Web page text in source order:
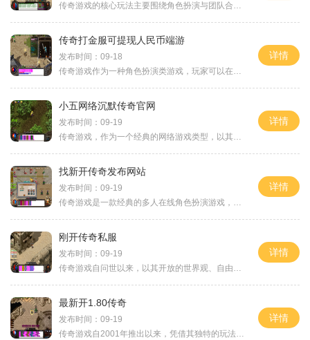
传奇游戏的核心玩法主要围绕角色扮演与团队合作。在这个虚拟世界中，玩家需要选择自己的职业，并通过打怪、完成任务来提升自己的等级和装备。游戏中的角色不仅有各自的技能和特点，还能通过与其他玩家的互动，形成强大的团队，挑战更高级的副本和BOSS。在
传奇打金服可提现人民币端游
发布时间：09-18
传奇游戏作为一种角色扮演类游戏，玩家可以在广袤的游戏世界中选择不同的职业，进行冒险、打怪、升级和交易。游戏中的角色可以是战士、法师或道士，每个职业都有其独特的技能和玩法。在这个多元化的环境中，玩家需要通过不断的探索和战斗，提升自己的角色实力
详情
小五网络沉默传奇官网
发布时间：09-19
传奇游戏，作为一个经典的网络游戏类型，以其开放世界和丰富的职业系统吸引了众多玩家。玩家可以选择不同的职业，如战士、法师和道士，每个职业都有其独特的技能和玩法。在小五网络沉默传奇中，玩家不仅可以享受角色扮演的乐趣，还可以通过团队合作和策略战斗
详情
找新开传奇发布网站
发布时间：09-19
传奇游戏是一款经典的多人在线角色扮演游戏，吸引了无数玩家。其核心玩法以团队合作和个人战斗为主，玩家可以选择不同的职业，如战士、法师和道士。每个职业都有独特的技能和优势，使得游戏的战斗场景充满变化和挑战。角色扮演的乐趣在传奇游戏中，角色扮演的
详情
刚开传奇私服
发布时间：09-19
传奇游戏自问世以来，以其开放的世界观、自由的角色扮演系统和丰富的战斗体验，吸引了大量玩家。玩家可以选择不同的职业，例如战士、法师、道士等，每个职业都有独特的技能和属性，适合不同的游戏风格。这种多样性不仅让玩家在角色扮演上有了更多选择，也极大
详情
最新开1.80传奇
发布时间：09-19
传奇游戏自2001年推出以来，凭借其独特的玩法和深厚的社交元素，迅速风靡全国。它不仅仅是一款游戏，更是一种文化的象征。许多玩家在游戏中结识了志同道合的朋友，一起打宝、一起攻城，享受团队协作的乐趣。随着技术的不断进步，最新开1.80传奇在画面
详情